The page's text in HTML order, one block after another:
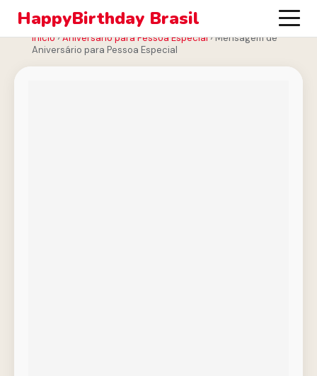
HappyBirthday Brasil
Início›Aniversário para Pessoa Especial›Mensagem de
Aniversário para Pessoa Especial